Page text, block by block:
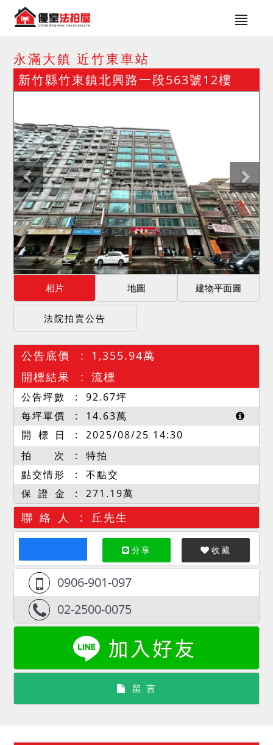
永滿大鎮 近竹東車站
新竹縣竹東鎮北興路一段563號12樓
相片 地圖 建物平面圖
法院拍賣公告
公告底價
1,355.94萬
開標結果
流標
公告坪數 92.67坪
每坪單價
14.63萬
開 標 日
2025/08/25 14:30
拍 次
特拍
點交情形
不點交
保 證 金
271.19萬
聯 絡 人 丘先生
分享 收藏
0906-901-097
02-2500-0075
留 言